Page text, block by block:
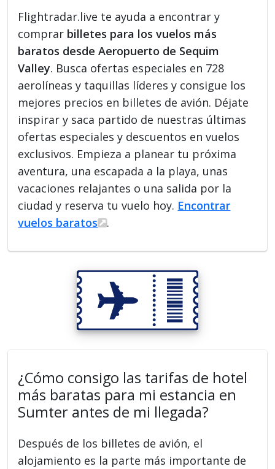
Flightradar.live te ayuda a encontrar y
comprar billetes para los vuelos más
baratos desde Aeropuerto de Sequim
Valley. Busca ofertas especiales en 728
aerolíneas y taquillas líderes y consigue los
mejores precios en billetes de avión. Déjate
inspirar y saca partido de nuestras últimas
ofertas especiales y descuentos en vuelos
exclusivos. Empieza a planear tu próxima
aventura, una escapada a la playa, unas
vacaciones relajantes o una salida por la
ciudad y reserva tu vuelo hoy. Encontrar
vuelos baratos
.
¿Cómo consigo las tarifas de hotel
más baratas para mi estancia en
Sumter antes de mi llegada?
Después de los billetes de avión, el
alojamiento es la parte más importante de